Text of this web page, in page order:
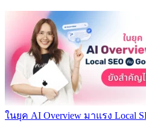
ในยุค AI Overview มาแรง Local